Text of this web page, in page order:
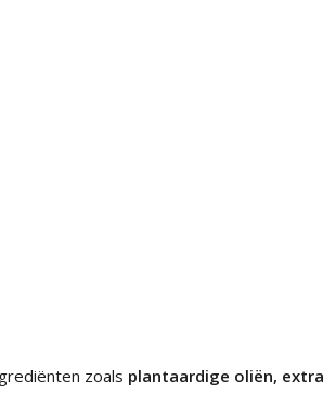
zoals plantaardige oliën,